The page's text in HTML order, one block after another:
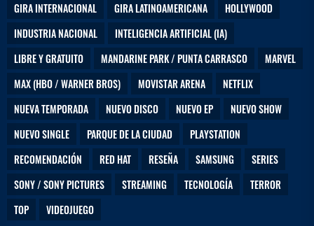
GIRA INTERNACIONAL
GIRA LATINOAMERICANA
HOLLYWOOD
INDUSTRIA NACIONAL
INTELIGENCIA ARTIFICIAL (IA)
LIBRE Y GRATUITO
MANDARINE PARK / PUNTA CARRASCO
MARVEL
MAX (HBO / WARNER BROS)
MOVISTAR ARENA
NETFLIX
NUEVA TEMPORADA
NUEVO DISCO NUEVO EP
NUEVO SHOW
NUEVO SINGLE
PARQUE DE LA CIUDAD
PLAYSTATION
RECOMENDACIÓN
RED HAT RESEÑA SAMSUNG
SERIES
SONY / SONY PICTURES
STREAMING TECNOLOGÍA
TERROR
TOP
VIDEOJUEGO